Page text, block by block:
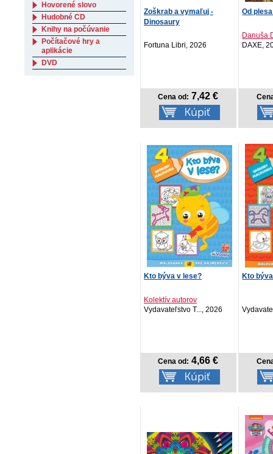
Zoškrab a vymaľuj -
Dinosaury
Fortuna Libri, 2026
Cena od: 7,42 €
Od
Danuša
DAXE,
Kto býva v lese?
Kolektív autorov
Vydavateľstvo T..., 2026
Cena od: 4,66 €
Kto
Hovorené slovo
Hudobné CD
Knihy na počúvanie
Počítačové hry a
aplikácie
DVD